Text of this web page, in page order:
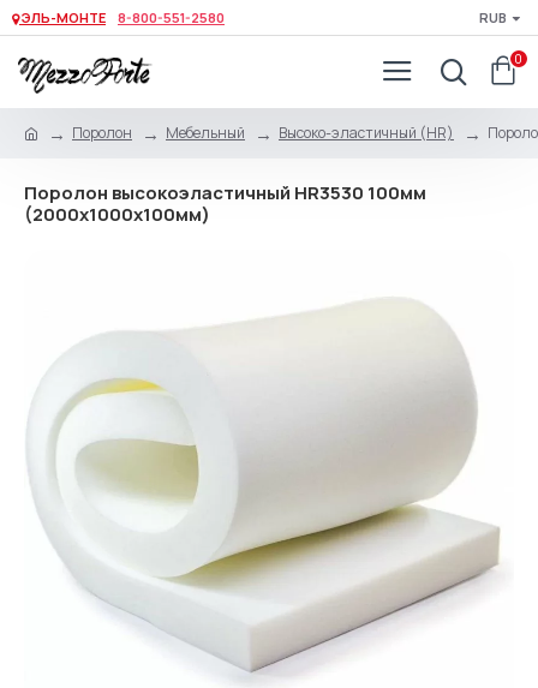
ЭЛЬ-МОНТЕ 8-800-551-2580 RUB
0
Поролон Мебельный Высоко-эластичный (HR)
Поролон высокоэластичный HR3530 100мм
(2000x1000x100мм)